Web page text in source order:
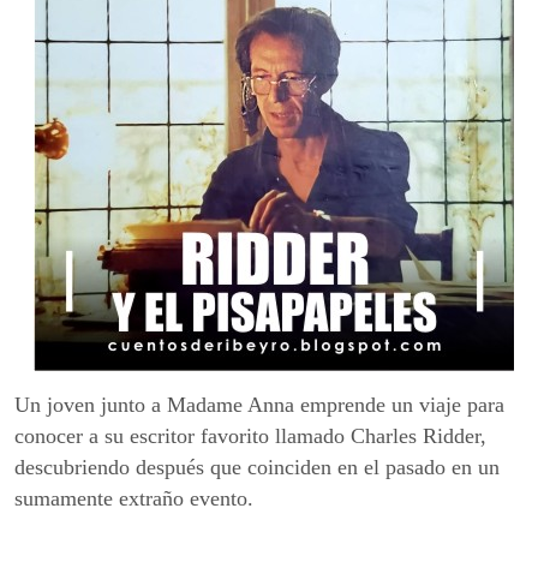
Un joven junto a Madame Anna emprende un viaje para
conocer a su escritor favorito llamado Charles Ridder,
descubriendo después que coinciden en el pasado en un
sumamente extraño evento.